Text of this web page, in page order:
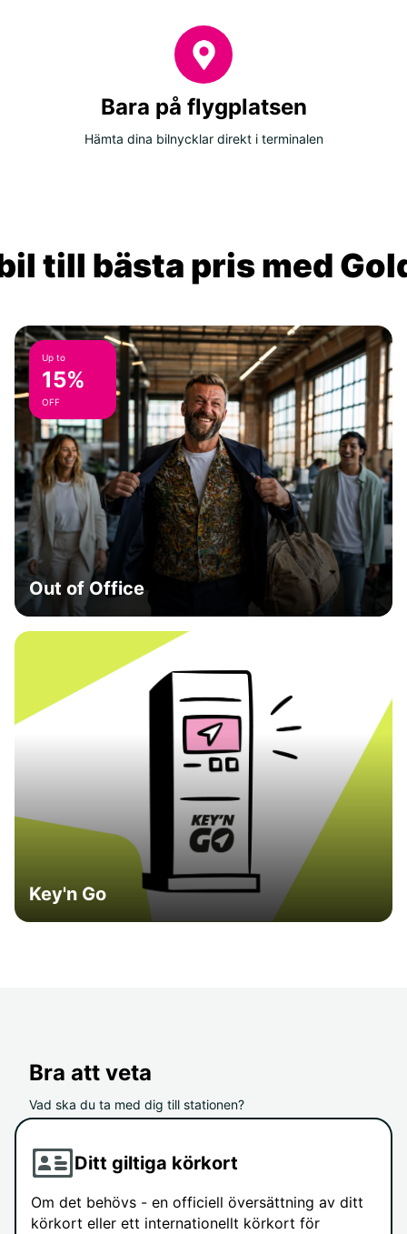
Bara på flygplatsen
Hämta dina bilnycklar direkt i terminalen
till bästa pris med
Up to
15%
OFF
Out of Office
Key'n Go
Bra att veta
Vad ska du ta med dig till stationen?
Ditt giltiga körkort
Om det behövs - en officiell översättning av ditt
körkort eller ett internationellt körkort för